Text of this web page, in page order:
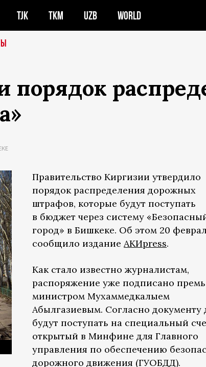
TJK TKM UZB WORLD
порядок
Правительство Киргизии утвердило
порядок распределения дорожных
штрафов, которые будут поступать
в бюджет через систему
город» в Бишкеке. Об этом 20
сообщило издание АКИpress.
Как стало известно журналистам,
распоряжение уже подписано
министром Мухаммедкалыем
Абылгазиевым. Согласно документу
будут поступать на специальный
открытый в Минфине для Главного
управления по обеспечению
дорожного движения (ГУОБДД).